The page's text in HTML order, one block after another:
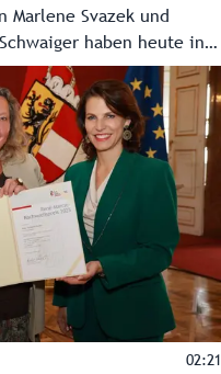
Marlene Svazek und
haben heute in
zum Landesbudget
Salzburg Ticker.
02:21